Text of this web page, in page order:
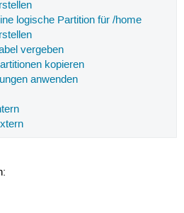
logische Partition für /home
vergeben
kopieren
anwenden